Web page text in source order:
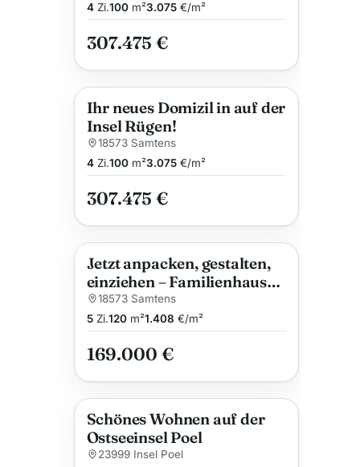
4Zi.100m²3.075€/m²
307.475 €
Neu Anzeige
Ihr neues Domizil in auf der
Insel Rügen!
18573 Samtens
4Zi.100m²3.075€/m²
307.475 €
Anzeige
Jetzt anpacken, gestalten,
einziehen – Familienhaus
mit Potenzial in Samtens
auf Rügen
18573 Samtens
5Zi.120m²1.408 €/m²
169.000 €
Anzeige
Schönes Wohnen auf der
Ostseeinsel Poel
23999 Insel Poel